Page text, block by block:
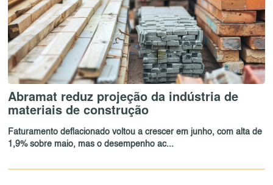
Abramat reduz projeção da indústria de
materiais de construção
Faturamento deflacionado voltou a crescer em junho, com alta de
1,9% sobre maio, mas o desempenho ac...